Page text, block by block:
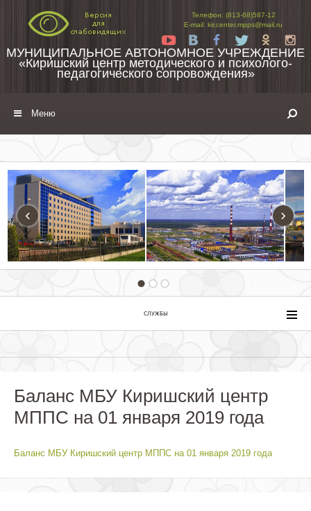
Телефон: (813-68)587-12
E-mail: kir.center.mpps@mail.ru
Yt
Tw
МУНИЦИПАЛЬНОЕ АВТОНОМНОЕ УЧРЕЖДЕНИЕ
«Киришский центр методического и психолого-
педагогического сопровождения»
Меню
‹ ›
СЛУЖБЫ
Баланс МБУ Киришский центр
МППС на 01 января 2019 года
Баланс МБУ Киришский центр МППС на 01 января 2019 года